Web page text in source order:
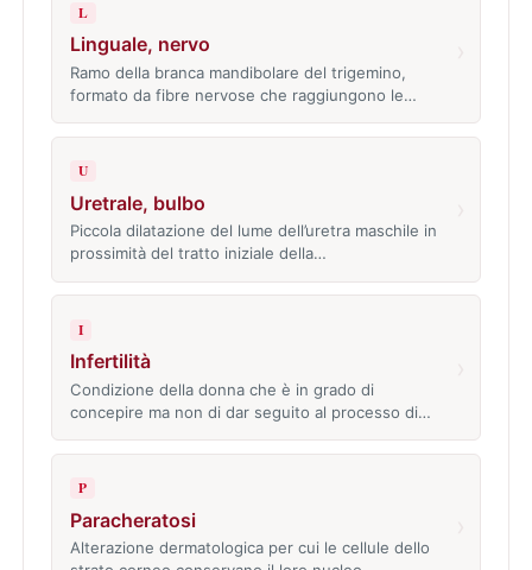
L
Linguale, nervo
Ramo della branca mandibolare del trigemino,
formato da fibre nervose che raggiungono le…
U
Uretrale, bulbo
Piccola dilatazione del lume dell’uretra maschile in
prossimità del tratto iniziale della…
I
Infertilità
Condizione della donna che è in grado di
concepire ma non di dar seguito al processo di…
P
Paracheratosi
Alterazione dermatologica per cui le cellule dello